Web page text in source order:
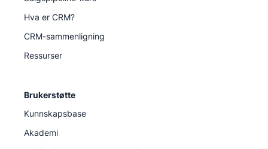
Hva er CRM?
CRM-sammenligning
Ressurser
Brukerstøtte
Kunnskapsbase
Akademi